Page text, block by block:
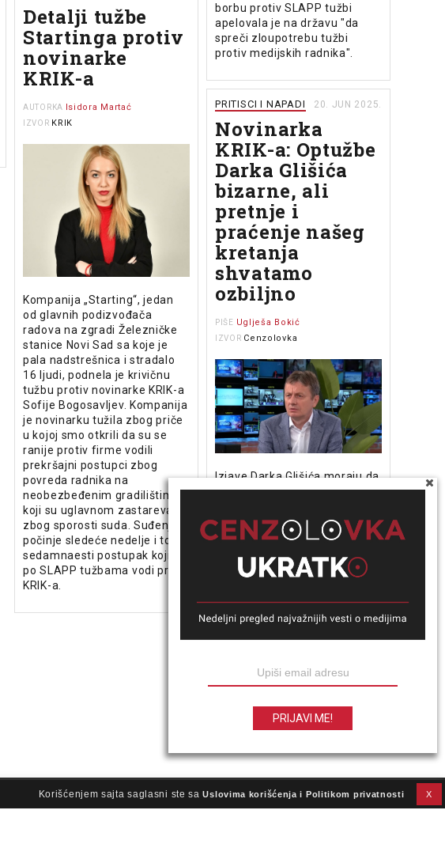
borbu protiv SLAPP tužbi
apelovala je na državu "da
spreči zloupotrebu tužbi
protiv medijskih radnika".
Detalji tužbe
Startinga protiv
novinarke
KRIK-a
AUTORKA Isidora Martać
IZVOR KRIK
Kompanija „Starting“, jedan
od glavnih podizvođača
radova na zgradi Železničke
stanice Novi Sad sa koje je
pala nadstrešnica i stradalo
16 ljudi, podnela je krivičnu
tužbu protiv novinarke KRIK-a
Sofije Bogosavljev. Kompanija
je novinarku tužila zbog priče
u kojoj smo otkrili da su se
ranije protiv firme vodili
prekršajni postupci zbog
povreda radnika na
neobezbeđenim gradilištima
koji su uglavnom zastarevali
zbog sporosti suda. Suđenje
počinje sledeće nedelje i to je
sedamnaesti postupak koji se
po SLAPP tužbama vodi protiv
KRIK-a.
PRITISCI I NAPADI 20. JUN 2025.
Novinarka
KRIK-a: Optužbe
Darka Glišića
bizarne, ali
pretnje i
praćenje našeg
kretanja
shvatamo
ozbiljno
PIŠE Uglješa Bokić
IZVOR Cenzolovka
Izjave Darka Glišića moraju da
se shvate ozbiljno, bez obzira
Ministar je izneo pretnje,
najavio da će objaviti neki
prati naše kretanje. On preti
novinarima i vređa ih, a odbio
mu uputili, kaže za
Cenzolovku novinarka KRIK-a
Sofija Bogosavljev posle
Glišića zbog istraživanja koje
otkriva vrednost njegove
Korišćenjem sajta saglasni ste saUslovima korišćenja i Politikom privatnosti X